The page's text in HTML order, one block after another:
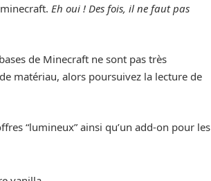
Eh oui ! Des fois, il ne faut pas
de Minecraft ne sont pas très
matériau, alors poursuivez la lecture de
“lumineux” ainsi qu’un add-on pour les